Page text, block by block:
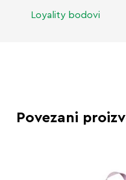
Loyality bodovi
Povezani